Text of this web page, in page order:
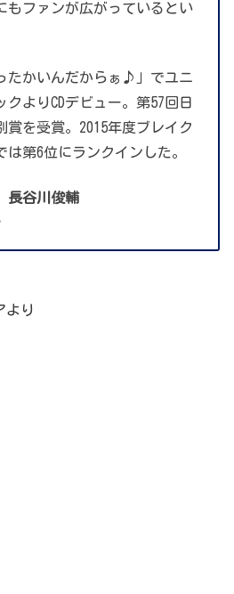
もファンが広がっているとい
たかいんだからぁ♪」でユニ
よりCDデビュー。第57回日
賞を受賞。2015年度ブレイク
第6位にランクインした。
長谷川俊輔
より